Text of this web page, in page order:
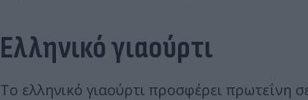
Ελληνικό γιαούρτι
Το ελληνικό γιαούρτι προσφέρει πρωτεΐνη